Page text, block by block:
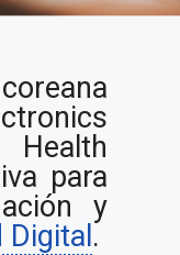
Health
para
y
Digital .